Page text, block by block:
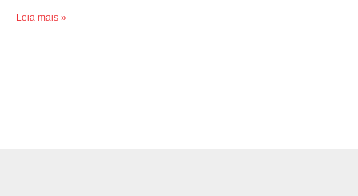
Leia mais »